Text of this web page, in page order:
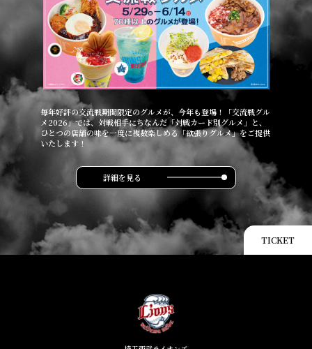
毎年好評の交流戦期間限定のグルメが、今年も登場！「交流戦グル
メ2026」では、対戦相手にちなんだ「対戦カード別グルメ」と、
ひとつの店舗の味を一度に複数楽しめる「欲張りグルメ」をご提供
いたします！
詳細を見る
TICKET